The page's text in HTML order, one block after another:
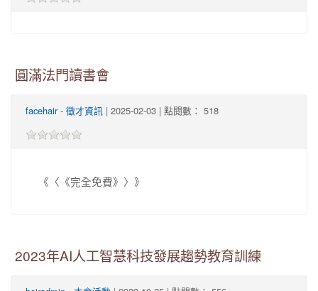
圓滿法門讀書會
facehair- 徵才資訊 | 2025-02-03 | 點閱數： 518
《〈《完全免費》〉》
2023年AI人工智慧科技發展趨勢教育訓練